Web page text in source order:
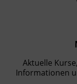
Aktuelle
Informationen